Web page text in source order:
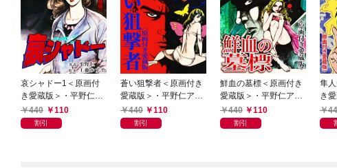
哀シャドー1＜原画付
き愛蔵版＞・平野仁ア
ンソロジー
440 110
割引
蒼い狙撃者＜原画付き
愛蔵版＞・平野仁アン
ソロジー
440 110
割引
鮮血の墓標＜原画付き
愛蔵版＞・平野仁アン
ソロジー
440 110
割引
隼
き
ン